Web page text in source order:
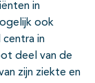
in
ook
in
deel van de
zijn ziekte en